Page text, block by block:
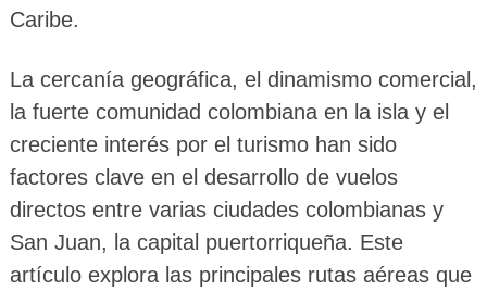
Caribe.
La cercanía geográfica, el dinamismo comercial,
la fuerte comunidad colombiana en la isla y el
creciente interés por el turismo han sido
factores clave en el desarrollo de vuelos
directos entre varias ciudades colombianas y
San Juan, la capital puertorriqueña. Este
artículo explora las principales rutas aéreas que